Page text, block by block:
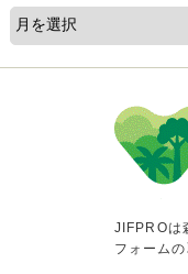
JIFPROは
フォーム